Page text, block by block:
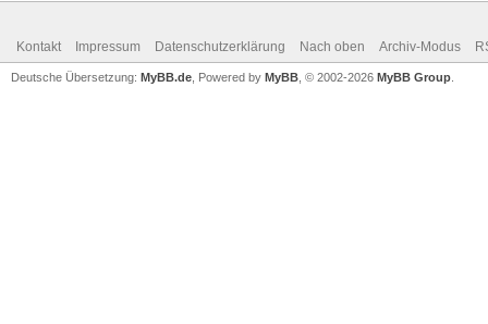
Kontakt Impressum Datenschutzerklärung Nach oben Archiv-Modus
Deutsche Übersetzung: MyBB.de , Powered by MyBB , © 2002-2026 MyBB Group